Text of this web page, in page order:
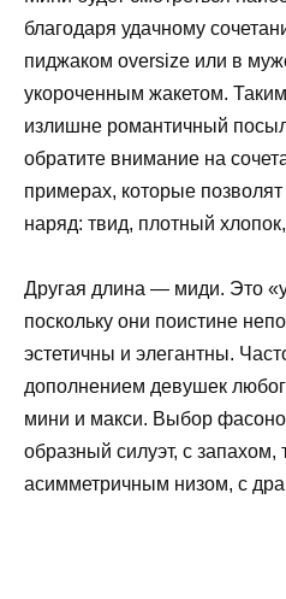
благодаря удачному
пиджаком oversize или в
укороченным жакетом.
излишне романтичный
обратите внимание на
примерах, которые
наряд: твид, плотный
Другая длина — миди. Это
поскольку они поистине
эстетичны и элегантны.
дополнением девушек
мини и макси. Выбор
образный силуэт, с
асимметричным низом, с